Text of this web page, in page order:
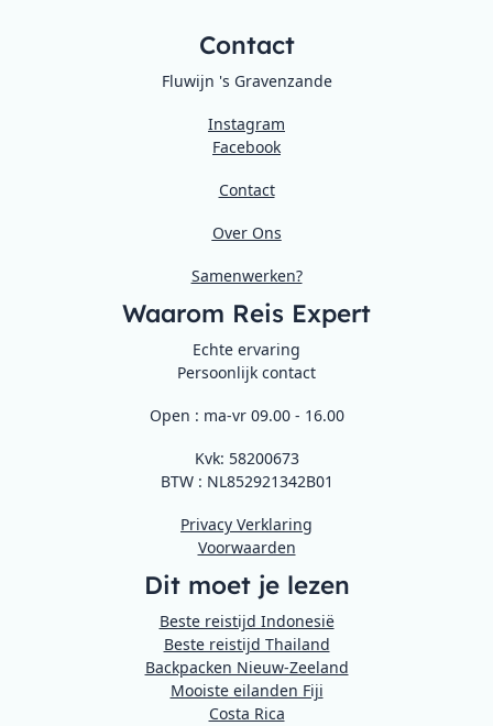
Contact
Fluwijn 's Gravenzande
Instagram
Facebook
Contact
Over Ons
Samenwerken?
Waarom Reis Expert
Echte ervaring
Persoonlijk contact
Open : ma-vr 09.00 - 16.00
Kvk: 58200673
BTW : NL852921342B01
Privacy Verklaring
Voorwaarden
Dit moet je lezen
Beste reistijd Indonesië
Beste reistijd Thailand
Backpacken Nieuw-Zeeland
Mooiste eilanden Fiji
Costa Rica